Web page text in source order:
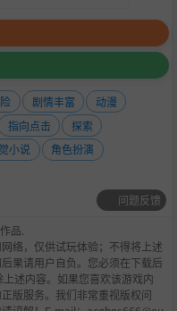
剧情丰富
动漫
指向点击
探索
小说
角色扮演
问题反馈
品.
络，仅供试玩体验；不得将上述
果请用户自负。您必须在下载后
述内容。如果您喜欢该游戏内
版服务。我们非常重视版权问